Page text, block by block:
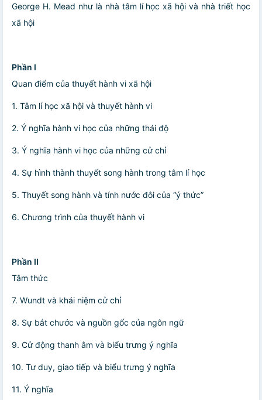
George H. Mead như là nhà tâm lí học xã hội và nhà triết học
xã hội
Phần I
Quan điểm của thuyết hành vi xã hội
1. Tâm lí học xã hội và thuyết hành vi
2. Ý nghĩa hành vi học của những thái độ
3. Ý nghĩa hành vi học của những cử chỉ
4. Sự hình thành thuyết song hành trong tâm lí học
5. Thuyết song hành và tính nước đôi của “ý thức”
6. Chương trình của thuyết hành vi
Phần II
Tâm thức
7. Wundt và khái niệm cử chỉ
8. Sự bắt chước và nguồn gốc của ngôn ngữ
9. Cử động thanh âm và biểu trưng ý nghĩa
10. Tư duy, giao tiếp và biểu trưng ý nghĩa
11. Ý nghĩa